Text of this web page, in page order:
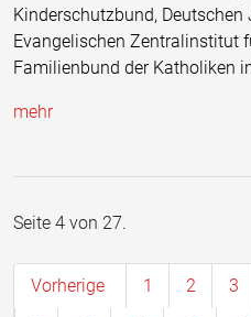
Kinderschutzbund,
Evangelischen Zentralinstitut
Familienbund der Katholiken
mehr
Seite 4 von 27.
Vorherige 1 2 3